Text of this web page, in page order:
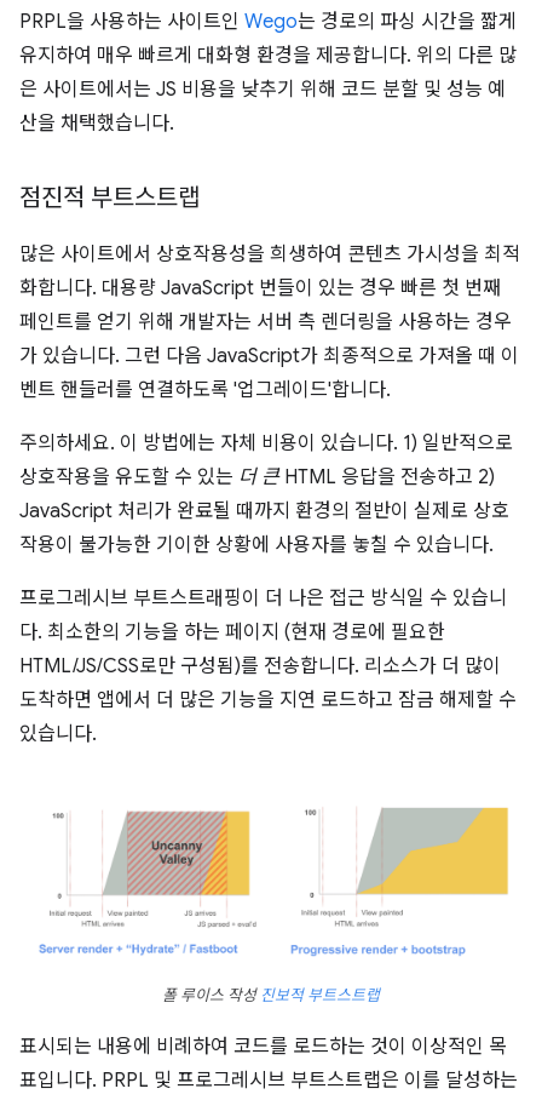
PRPL을 사용하는 사이트인 Wego는 경로의 파싱 시간을 짧게
유지하여 매우 빠르게 대화형 환경을 제공합니다. 위의 다른 많
은 사이트에서는 JS 비용을 낮추기 위해 코드 분할 및 성능 예
산을 채택했습니다.
점진적 부트스트랩
많은 사이트에서 상호작용성을 희생하여 콘텐츠 가시성을 최적
화합니다. 대용량 JavaScript 번들이 있는 경우 빠른 첫 번째
페인트를 얻기 위해 개발자는 서버 측 렌더링을 사용하는 경우
가 있습니다. 그런 다음 JavaScript가 최종적으로 가져올 때 이
벤트 핸들러를 연결하도록 '업그레이드'합니다.
주의하세요. 이 방법에는 자체 비용이 있습니다. 1) 일반적으로
상호작용을 유도할 수 있는 더 큰HTML 응답을 전송하고 2)
JavaScript 처리가 완료될 때까지 환경의 절반이 실제로 상호
작용이 불가능한 기이한 상황에 사용자를 놓칠 수 있습니다.
프로그레시브 부트스트래핑이 더 나은 접근 방식일 수 있습니
다. 최소한의 기능을 하는 페이지 (현재 경로에 필요한
HTML/JS/CSS로만 구성됨)를 전송합니다. 리소스가 더 많이
도착하면 앱에서 더 많은 기능을 지연 로드하고 잠금 해제할 수
있습니다.
폴 루이스 작성 진보적 부트스트랩
표시되는 내용에 비례하여 코드를 로드하는 것이 이상적인 목
표입니다. PRPL 및 프로그레시브 부트스트랩은 이를 달성하는